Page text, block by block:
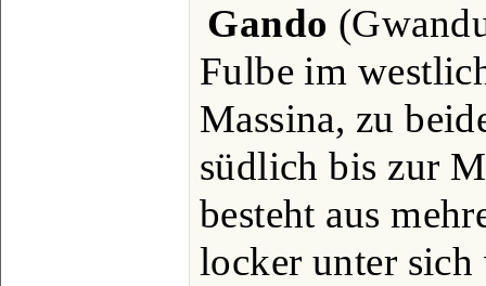
Gando
Fulbe im
Massina, zu
südlich bis zur
besteht aus
locker unter